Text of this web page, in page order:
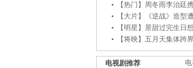
【热门】周冬雨李治廷
【大片】《逆战》造型
【明星】景甜过完生日
【将映】五月天集体跨
电视剧推荐